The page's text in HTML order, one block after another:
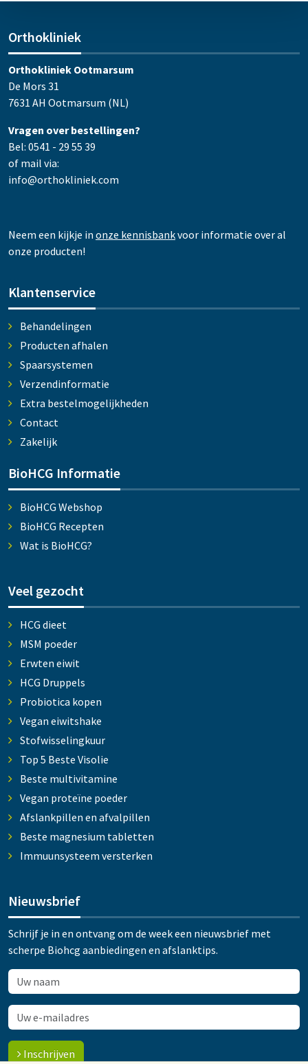
Orthokliniek
Orthokliniek Ootmarsum
De Mors 31
7631 AH Ootmarsum (NL)
Vragen over bestellingen?
Bel: 0541 - 29 55 39
of mail via:
info@orthokliniek.com
Neem een kijkje in onze kennisbankvoor informatie over al
onze producten!
Klantenservice
Behandelingen
Producten afhalen
Spaarsystemen
Verzendinformatie
Extra bestelmogelijkheden
Contact
Zakelijk
BioHCG Informatie
BioHCG Webshop
BioHCG Recepten
Wat is BioHCG?
Veel gezocht
HCG dieet
MSM poeder
Erwten eiwit
HCG Druppels
Probiotica kopen
Vegan eiwitshake
Stofwisselingkuur
Top 5 Beste Visolie
Beste multivitamine
Vegan proteïne poeder
Afslankpillen en afvalpillen
Beste magnesium tabletten
Immuunsysteem versterken
Nieuwsbrief
Schrijf je in en ontvang om de week een nieuwsbrief met
scherpe Biohcg aanbiedingen en afslanktips.
Inschrijven